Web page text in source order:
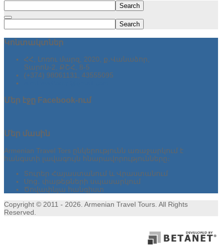
Search
Search
Կոնտակտներ
ՀՀ, Լոռու մարզ, 2020, ք․Վանաձոր,
Տարոն-2, ՔՇՀ, 8-5
(+374) 98061131, 43555095
Մեր էջը Facebook-ում
Մեր մասին
Armenian Travel Tors ընկերությունն առաջարկում է
հանգստի լավագույն հնարավորությունները։
Տուրեր Հայաստանում և Վրաստանում
Սոց․ փաթեթների սպասարկում
Ծովափնյա հանգիստ
Copyright © 2011 - 2026. Armenian Travel Tours. All Rights
Reserved.